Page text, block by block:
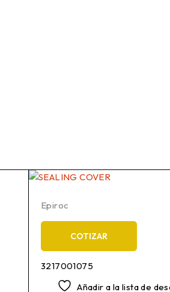
Epiroc
COTIZAR
3217001075
Añadir a la lista de